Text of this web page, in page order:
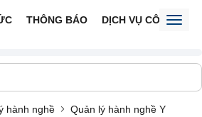
THÔNG BÁO DỊCH VỤ CÔNG
hành nghề Quản lý hành nghề Y